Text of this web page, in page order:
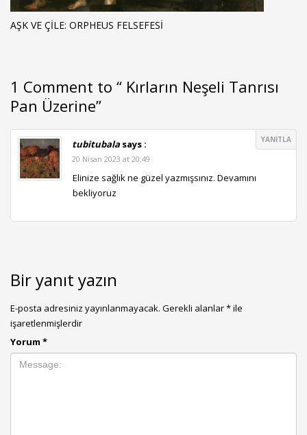
AŞK VE ÇILE: ORPHEUS FELSEFESI
1 Comment to “ Kırların Neşeli Tanrısı
Pan Üzerine”
tubitubalasays : YANITLA
20 Nisan 2023 at 20:49
Elinize sağlık ne güzel yazmışsınız. Devamını
bekliyoruz
Bir yanıt yazın
E-posta adresiniz yayınlanmayacak. Gerekli alanlar*ile
işaretlenmişlerdir
Yorum *